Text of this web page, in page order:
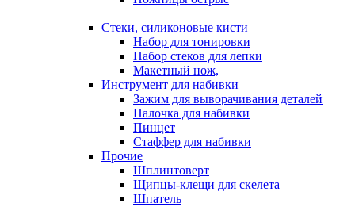
Стеки, силиконовые кисти
Набор для тонировки
Набор стеков для лепки
Макетный нож,
Инструмент для набивки
Зажим для выворачивания деталей
Палочка для набивки
Пинцет
Стаффер для набивки
Прочие
Шплинтоверт
Щипцы-клещи для скелета
Шпатель